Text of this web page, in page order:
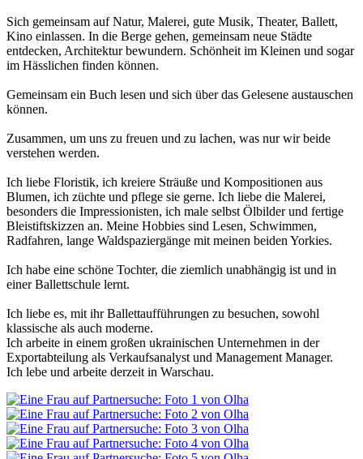
Sich gemeinsam auf Natur, Malerei, gute Musik, Theater, Ballett,
Kino einlassen. In die Berge gehen, gemeinsam neue Städte
entdecken, Architektur bewundern. Schönheit im Kleinen und sogar
im Hässlichen finden können.
Gemeinsam ein Buch lesen und sich über das Gelesene austauschen
können.
Zusammen, um uns zu freuen und zu lachen, was nur wir beide
verstehen werden.
Ich liebe Floristik, ich kreiere Sträuße und Kompositionen aus
Blumen, ich züchte und pflege sie gerne. Ich liebe die Malerei,
besonders die Impressionisten, ich male selbst Ölbilder und fertige
Bleistiftskizzen an. Meine Hobbies sind Lesen, Schwimmen,
Radfahren, lange Waldspaziergänge mit meinen beiden Yorkies.
Ich habe eine schöne Tochter, die ziemlich unabhängig ist und in
einer Ballettschule lernt.
Ich liebe es, mit ihr Ballettaufführungen zu besuchen, sowohl
klassische als auch moderne.
Ich arbeite in einem großen ukrainischen Unternehmen in der
Exportabteilung als Verkaufsanalyst und Management Manager.
Ich lebe und arbeite derzeit in Warschau.